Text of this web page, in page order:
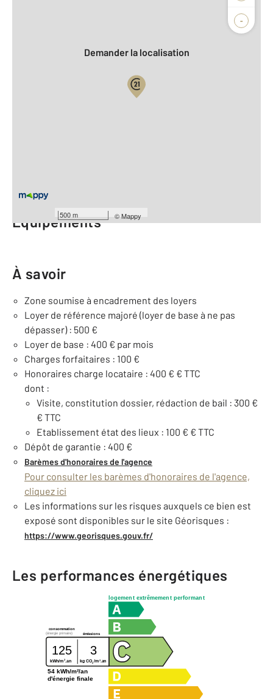
-
500 m ©Mappy
Demander la localisation
Équipements
À savoir
Zone soumise à encadrement des loyers
Loyer de référence majoré (loyer de base à ne pas
dépasser) : 500 €
Loyer de base : 400 € par mois
Charges forfaitaires : 100 €
Honoraires charge locataire : 400 € € TTC
dont :
Visite, constitution dossier, rédaction de bail : 300 €
€ TTC
Etablissement état des lieux : 100 € € TTC
Dépôt de garantie : 400 €
Barèmes d'honoraires de l'agence
Pour consulter les barèmes d'honoraires de l'agence,
cliquez ici
Les informations sur les risques auxquels ce bien est
exposé sont disponibles sur le site Géorisques :
https://www.georisques.gouv.fr/
Les performances énergétiques
logement extrêmement performant
consommation
émissions
(énergie primaire)
125 3
kWh/m 2 .an kg CO2/m2.an
54 kWh/m²/an
d'énergie finale